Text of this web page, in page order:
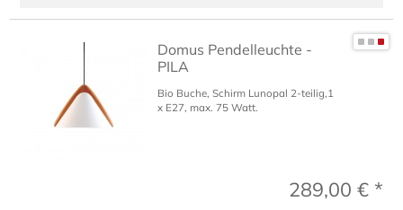
Domus Pendelleuchte -
PILA
Bio Buche, Schirm Lunopal 2-teilig,1
x E27, max. 75 Watt.
289,00 € *